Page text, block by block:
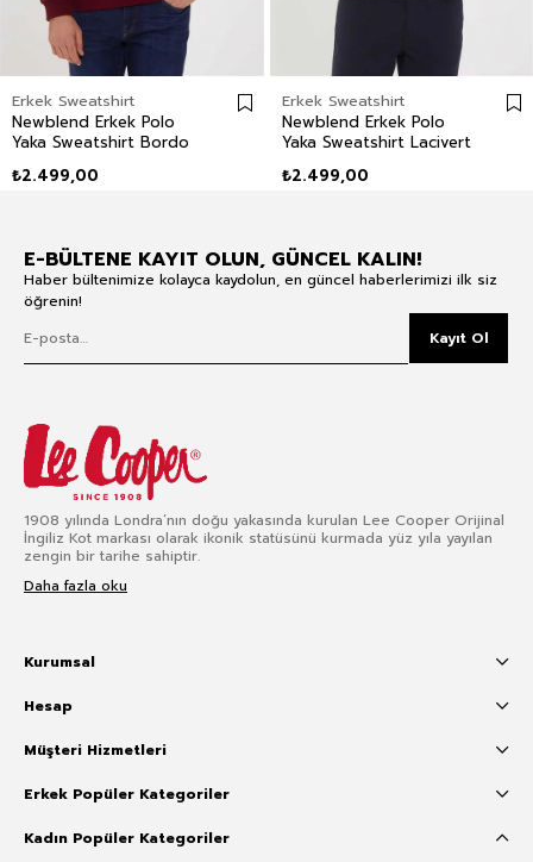
Erkek Sweatshirt
Newblend Erkek Polo
Yaka Sweatshirt Bordo
₺2.499,00
Erkek Sweatshirt
Newblend Erkek Polo
Yaka Sweatshirt Lacivert
₺2.499,00
E-BÜLTENE KAYIT OLUN, GÜNCEL KALIN!
Haber bültenimize kolayca kaydolun, en güncel haberlerimizi ilk siz
öğrenin!
Kayıt Ol
1908 yılında Londra’nın doğu yakasında kurulan Lee Cooper Orijinal
İngiliz Kot markası olarak ikonik statüsünü kurmada yüz yıla yayılan
zengin bir tarihe sahiptir.
Daha fazla oku
Kurumsal
Hesap
Müşteri Hizmetleri
Erkek Popüler Kategoriler
Kadın Popüler Kategoriler